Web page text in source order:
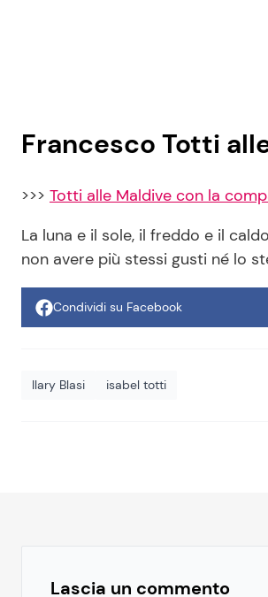
Francesco Totti
>>> Totti alle Maldive con la
La luna e il sole, il freddo e il
non avere più stessi gusti né lo
Condividi su Facebook
Ilary Blasi isabel totti
Lascia un commento